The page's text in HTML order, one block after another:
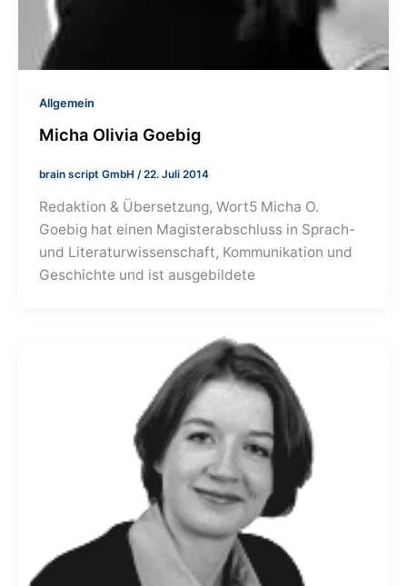
Allgemein
Micha Olivia Goebig
brain script GmbH/22. Juli 2014
Redaktion & Übersetzung, Wort5 Micha O.
Goebig hat einen Magisterabschluss in Sprach-
und Literaturwissenschaft, Kommunikation und
Geschichte und ist ausgebildete